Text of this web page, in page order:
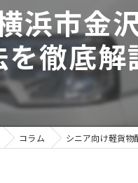
浜市金
徹底解
コラム シニア向け軽貨